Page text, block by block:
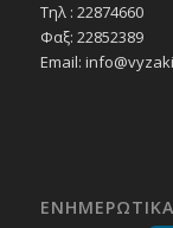
Τηλ : 22874660
Φαξ: 22852389
Email:
ΕΝΗΜΕΡΩΤΙΚΑ